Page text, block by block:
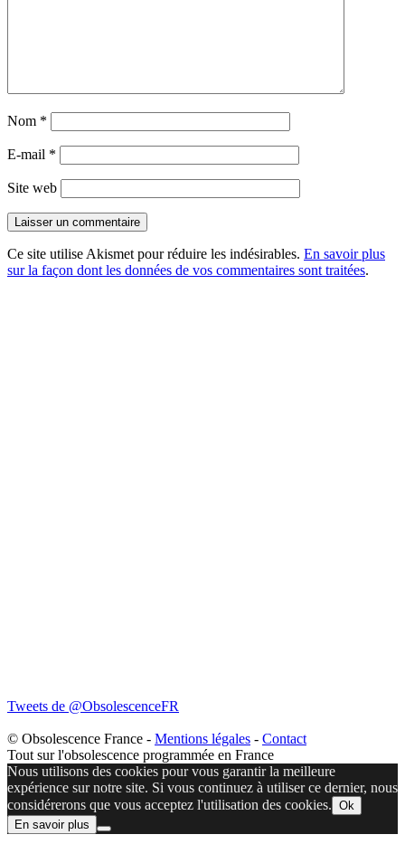
Nom *
E-mail *
Site web
Ce site utilise Akismet pour réduire les indésirables. En savoir plus
sur la façon dont les données de vos commentaires sont traitées.
Tweets de @ObsolescenceFR
© Obsolescence France - Mentions légales - Contact
Tout sur l'obsolescence programmée en France
Nous utilisons des cookies pour vous garantir la meilleure
expérience sur notre site. Si vous continuez à utiliser ce dernier, nous
considérerons que vous acceptez l'utilisation des cookies. Ok
En savoir plus